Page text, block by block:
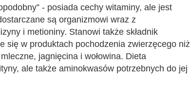
- posiada cechy witaminy, ale jest
są organizmowi wraz z
i metioniny. Stanowi także składnik
się w produktach pochodzenia zwierzęcego niż
jagnięcina i wołowina. Dieta
ale także aminokwasów potrzebnych do jej